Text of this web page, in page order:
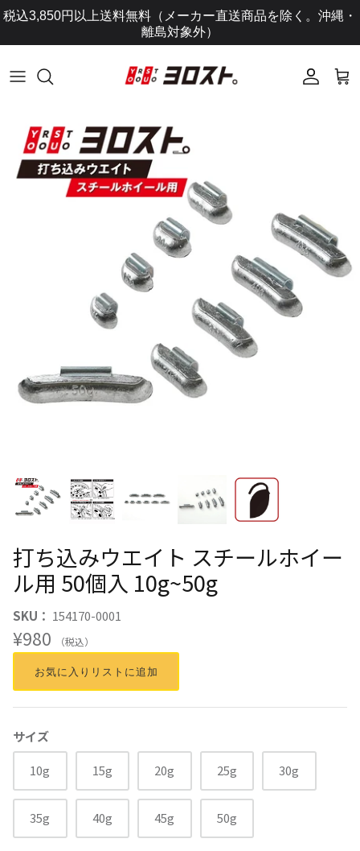
コ
テ
ツ
税込3,850円以上送料無料（メーカー直送商品を除く。沖縄・
離島対象外）
打ち込みウエイト スチールホイー
ル用 50個入 10g~50g
SKU： 154170-0001
¥980 （税込）
お気に入りリストに追加
サイズ
10g 15g 20g 25g 30g
35g 40g 45g 50g